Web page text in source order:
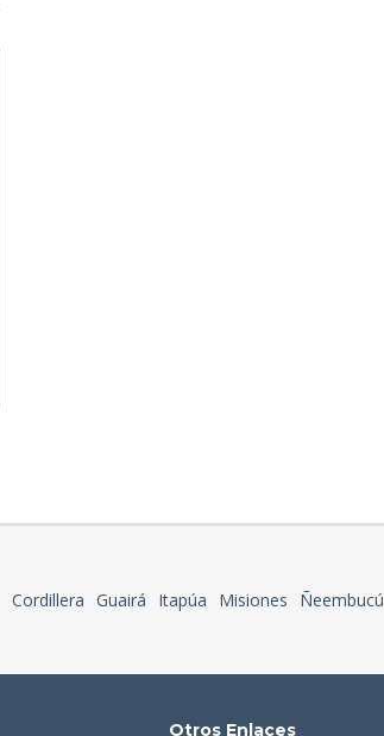
Cordillera Guairá Itapúa Misiones Ñeembucú
Otros Enlaces